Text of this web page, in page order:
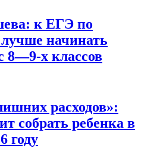
к ЕГЭ по
начинать
8—9-х классов
расходов»:
собрать ребенка в
году